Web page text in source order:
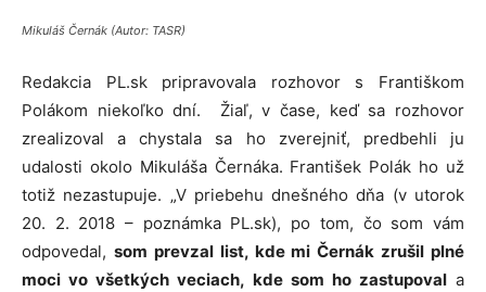
Mikuláš Černák (Autor: TASR)
Redakcia PL.sk pripravovala rozhovor s Františkom
Polákom niekoľko dní. Žiaľ, v čase, keď sa rozhovor
zrealizoval a chystala sa ho zverejniť, predbehli ju
udalosti okolo Mikuláša Černáka. František Polák ho už
totiž nezastupuje. „V priebehu dnešného dňa (v utorok
20. 2. 2018 – poznámka PL.sk), po tom, čo som vám
odpovedal, som prevzal list, kde mi Černák zrušil plné
moci vo všetkých veciach, kde som ho zastupovala